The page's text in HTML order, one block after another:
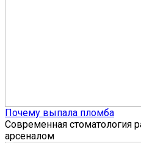
Почему выпала пломба
Современная стоматология
арсеналом